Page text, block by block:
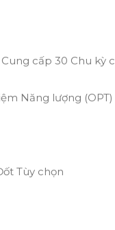
cấp 30 Chu kỳ
Năng lượng
Tùy chọn